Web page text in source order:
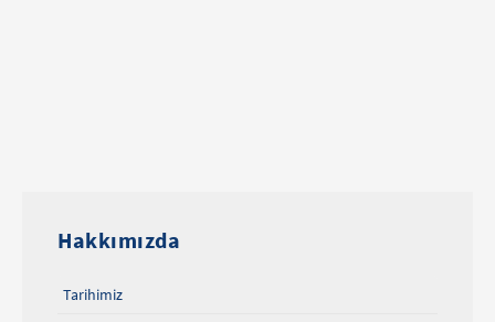
Hakkımızda
Tarihimiz